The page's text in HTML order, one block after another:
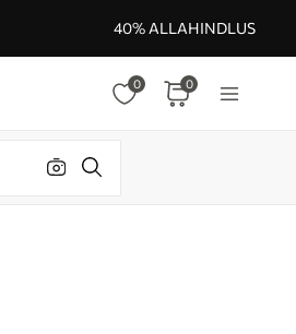
40% ALLAHINDLUS
0 0